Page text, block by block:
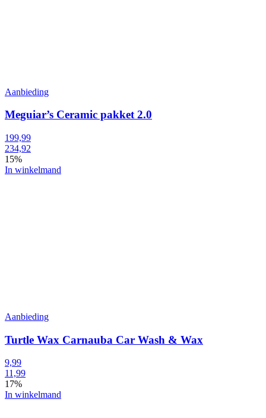
Aanbieding
Meguiar’s Ceramic pakket 2.0
199,99
234,92
15%
In winkelmand
Aanbieding
Turtle Wax Carnauba Car Wash & Wax
9,99
11,99
17%
In winkelmand